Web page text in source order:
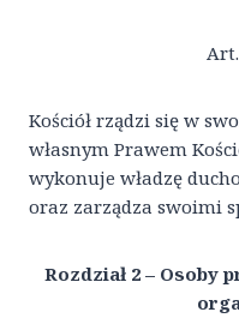
Kościół rządzi się w
własnym Prawem
wykonuje władzę
oraz zarządza swoimi
Rozdział 2 – Osoby